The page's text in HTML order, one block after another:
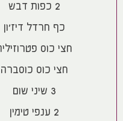
2 כפות דבש
כף חרדל דיז׳ון
חצי כוס
חצי כוס כוסברה
3 שיני שום
2 ענפי טימין